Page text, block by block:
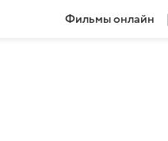
Фильмы онлайн